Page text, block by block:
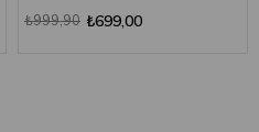
₺699,00
₺999,90